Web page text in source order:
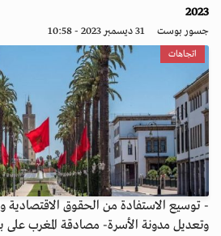
2023
جسور بوست 31 ديسمبر 2023 - 10:58
اتجاهات
- توسيع الاستفادة من الحقوق الاقتصادية
وتعديل مدونة الأسرة- مصادقة المغرب على